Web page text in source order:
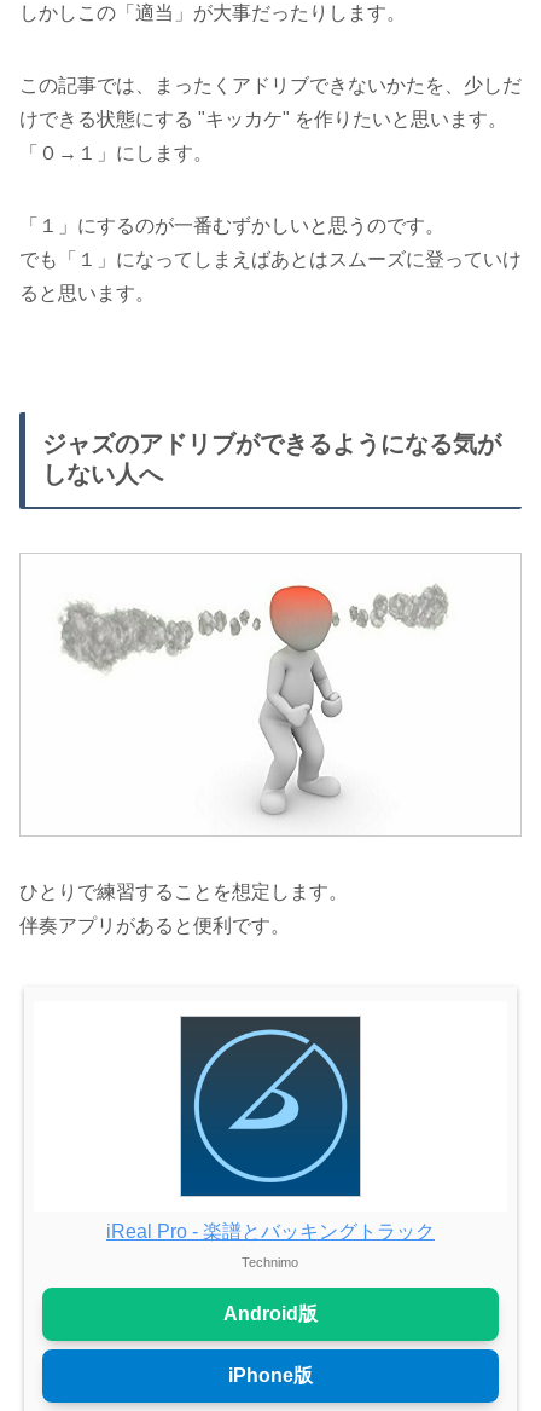
しかしこの「適当」が大事だったりします。
この記事では、まったくアドリブできないかたを、少しだ
けできる状態にする "キッカケ" を作りたいと思います。
「０→１」にします。
「１」にするのが一番むずかしいと思うのです。
でも「１」になってしまえばあとはスムーズに登っていけ
ると思います。
ジャズのアドリブができるようになる気が
しない人へ
ひとりで練習することを想定します。
伴奏アプリがあると便利です。
iReal Pro - 楽譜とバッキングトラック
Technimo
Android版
iPhone版